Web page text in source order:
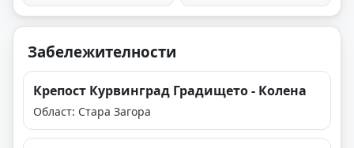
Забележителности
Крепост Курвинград Градището - Колена
Област: Стара Загора